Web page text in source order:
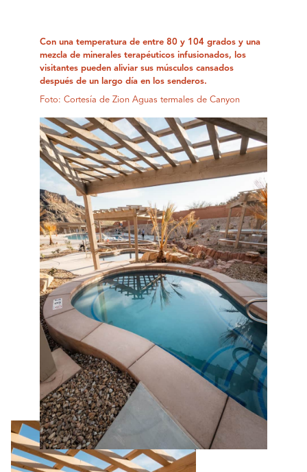
Con una temperatura de entre 80 y 104 grados y una
mezcla de minerales terapéuticos infusionados, los
visitantes pueden aliviar sus músculos cansados ​​
después de un largo día en los senderos.
Foto: Cortesía de Zion Aguas termales de Canyon